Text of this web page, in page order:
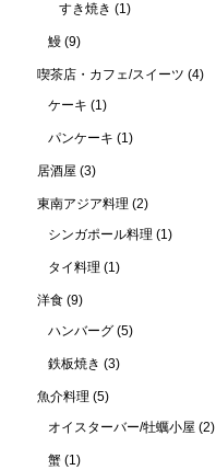
すき焼き (1)
鰻 (9)
喫茶店・カフェ/スイーツ (4)
ケーキ (1)
パンケーキ (1)
居酒屋 (3)
東南アジア料理 (2)
シンガポール料理 (1)
タイ料理 (1)
洋食 (9)
ハンバーグ (5)
鉄板焼き (3)
魚介料理 (5)
オイスターバー/牡蠣小屋 (2)
蟹 (1)